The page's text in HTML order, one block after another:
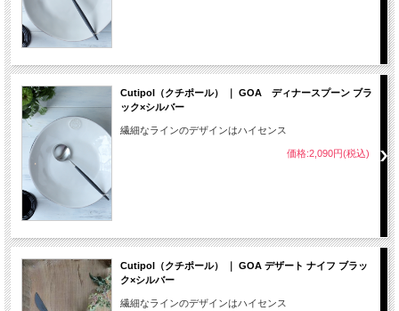
Cutipol（クチポール） ｜ GOA ディナースプーン ブラ
ック×シルバー
繊細なラインのデザインはハイセンス
価格:2,090円(税込)
Cutipol（クチポール） ｜ GOA デザート ナイフ ブラッ
ク×シルバー
繊細なラインのデザインはハイセンス